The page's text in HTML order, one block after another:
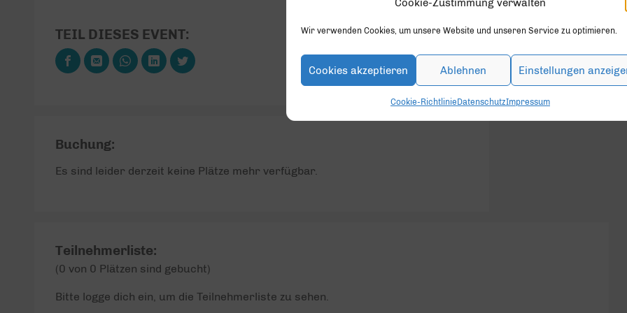
Cookie-Zustimmung verwalten
Wir verwenden Cookies, um unsere Website und unseren Service zu optimieren.
Cookies akzeptieren Ablehnen Einstellungen
Cookie-Richtlinie DatenschutzImpressum
TEIL DIESES EVENT:
Buchung:
Es sind leider derzeit keine Plätze mehr verfügbar.
Teilnehmerliste:
(0 von 0 Plätzen sind gebucht)
Bitte logge dich ein, um die Teilnehmerliste zu sehen.